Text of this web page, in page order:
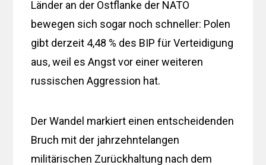
Länder an der Ostflanke der NATO
bewegen sich sogar noch schneller: Polen
gibt derzeit 4,48 % des BIP für Verteidigung
aus, weil es Angst vor einer weiteren
russischen Aggression hat.
Der Wandel markiert einen entscheidenden
Bruch mit der jahrzehntelangen
militärischen Zurückhaltung nach dem